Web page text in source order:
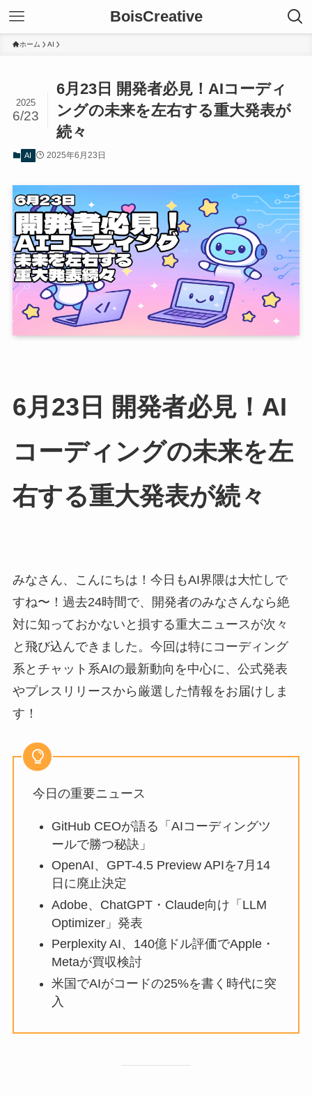
BoisCreative
ホーム AI
6月23日 開発者必見！AIコーディ
ングの未来を左右する重大発表が
続々
2025
6/23
AI 2025年6月23日
6月23日 開発者必見！AI
コーディングの未来を左
右する重大発表が続々
みなさん、こんにちは！今日もAI界隈は大忙しで
すね〜！過去24時間で、開発者のみなさんなら絶
対に知っておかないと損する重大ニュースが次々
と飛び込んできました。今回は特にコーディング
系とチャット系AIの最新動向を中心に、公式発表
やプレスリリースから厳選した情報をお届けしま
す！
今日の重要ニュース
GitHub CEOが語る「AIコーディングツ
ールで勝つ秘訣」
OpenAI、GPT-4.5 Preview APIを7月14
日に廃止決定
Adobe、ChatGPT・Claude向け「LLM
Optimizer」発表
Perplexity AI、140億ドル評価でApple・
Metaが買収検討
米国でAIがコードの25%を書く時代に突
入